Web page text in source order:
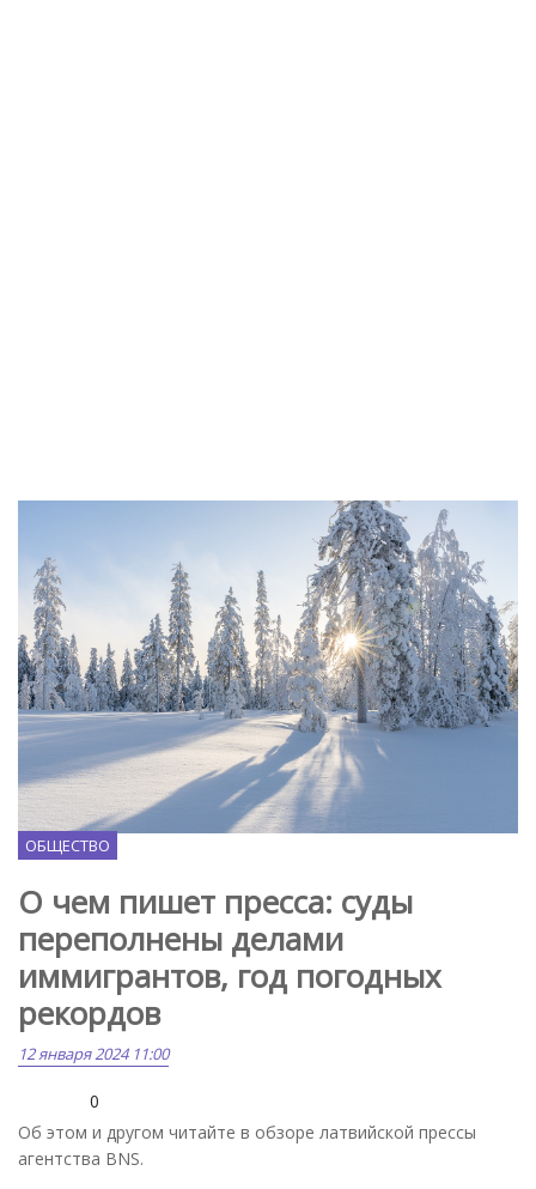
Pixabay.com
ОБЩЕСТВО
О чем пишет пресса: суды
переполнены делами
иммигрантов, год погодных
рекордов
12 января 2024 11:00
0
Об этом и другом читайте в обзоре латвийской прессы
агентства BNS.